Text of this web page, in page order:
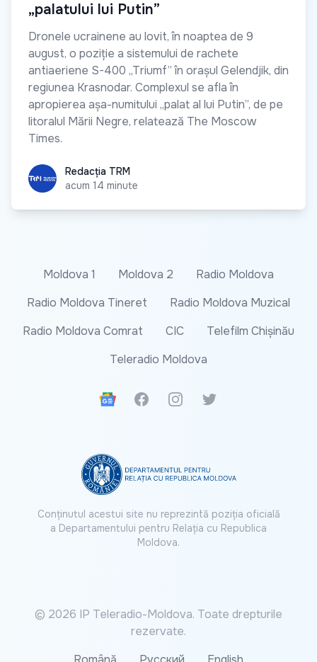
„palatului lui Putin”
Dronele ucrainene au lovit, în noaptea de 9
august, o poziție a sistemului de rachete
antiaeriene S-400 „Triumf” în orașul Gelendjik, din
regiunea Krasnodar. Complexul se afla în
apropierea așa-numitului „palat al lui Putin”, de pe
litoralul Mării Negre, relatează The Moscow
Times.
Redacția TRM
Redacția TRM
acum 14 minute
Moldova 1 Moldova 2
Radio Moldova
Radio Moldova Tineret
Radio Moldova Muzical
Radio Moldova Comrat
CIC
Telefilm Chișinău
Teleradio Moldova
Google News
FacebookInstagramTwitter
Conținutul acestui site nu reprezintă poziția oficială
a Departamentului pentru Relația cu Republica
Moldova.
© 2026 IP Teleradio-Moldova. Toate drepturile
rezervate.